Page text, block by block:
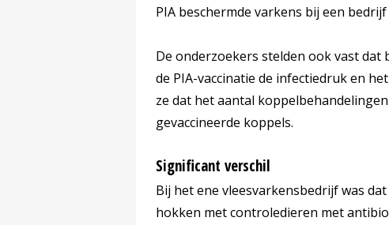
PIA beschermde varkens bij een
De onderzoekers stelden ook vast
de PIA-vaccinatie de infectiedruk en
ze dat het aantal
gevaccineerde koppels.
Significant verschil
Bij het ene vleesvarkensbedrijf was
hokken met controledieren met